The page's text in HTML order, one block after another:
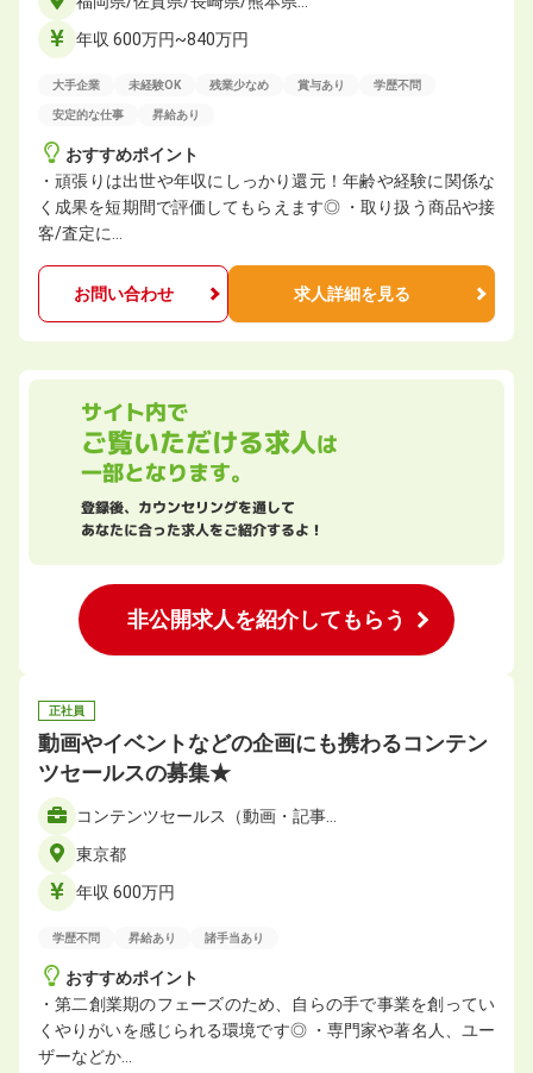
年収 600万円~840万円
大手企業 未経験OK 残業少なめ 賞与あり 学歴不問
安定的な仕事 昇給あり
おすすめポイント
・頑張りは出世や年収にしっかり還元！年齢や経験に関係な
く成果を短期間で評価してもらえます◎ ・取り扱う商品や接
客/査定に…
お問い合わせ 求人詳細を見る
サイト内で
ご覧いただける求人は
一部となります。
登録後、カウンセリングを通して
あなたに合った求人をご紹介するよ！
非公開求人を紹介してもらう
正社員
動画やイベントなどの企画にも携わるコンテン
ツセールスの募集★
コンテンツセールス（動画・記事…
東京都
年収 600万円
学歴不問 昇給あり 諸手当あり
おすすめポイント
・第二創業期のフェーズのため、自らの手で事業を創ってい
くやりがいを感じられる環境です◎ ・専門家や著名人、ユー
ザーなどか…